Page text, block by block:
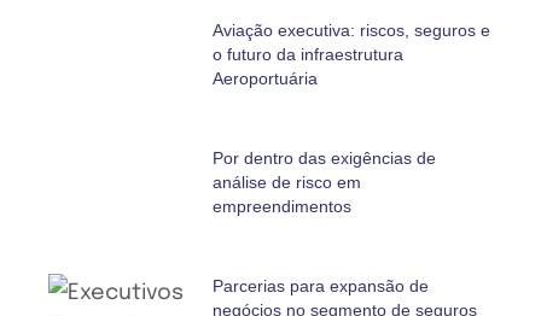
Aviação executiva: riscos, seguros e
o futuro da infraestrutura
Aeroportuária
Por dentro das exigências de
análise de risco em
empreendimentos
Parcerias para expansão de
negócios no segmento de seguros